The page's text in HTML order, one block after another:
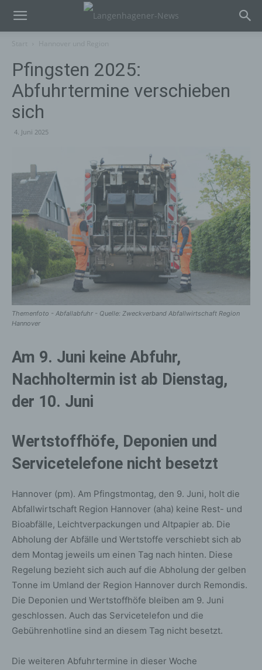
Pfingsten 2025:
Abfuhrtermine verschieben
sich
4. Juni 2025
Themenfoto - Abfallabfuhr - Quelle: Zweckverband Abfallwirtschaft Region
Hannover
Am 9. Juni keine Abfuhr,
Nachholtermin ist ab Dienstag,
der 10. Juni
Wertstoffhöfe, Deponien und
Servicetelefone nicht besetzt
Hannover (pm). Am Pfingstmontag, den 9. Juni, holt die
Abfallwirtschaft Region Hannover (aha) keine Rest- und
Bioabfälle, Leichtverpackungen und Altpapier ab. Die
Abholung der Abfälle und Wertstoffe verschiebt sich ab
dem Montag jeweils um einen Tag nach hinten. Diese
Regelung bezieht sich auch auf die Abholung der gelben
Tonne im Umland der Region Hannover durch Remondis.
Die Deponien und Wertstoffhöfe bleiben am 9. Juni
geschlossen. Auch das Servicetelefon und die
Gebührenhotline sind an diesem Tag nicht besetzt.
Die weiteren Abfuhrtermine in dieser Woche